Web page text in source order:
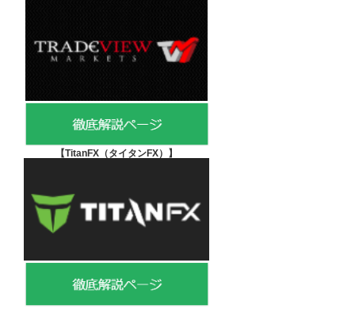
【TitanFX（タイタンFX） 】